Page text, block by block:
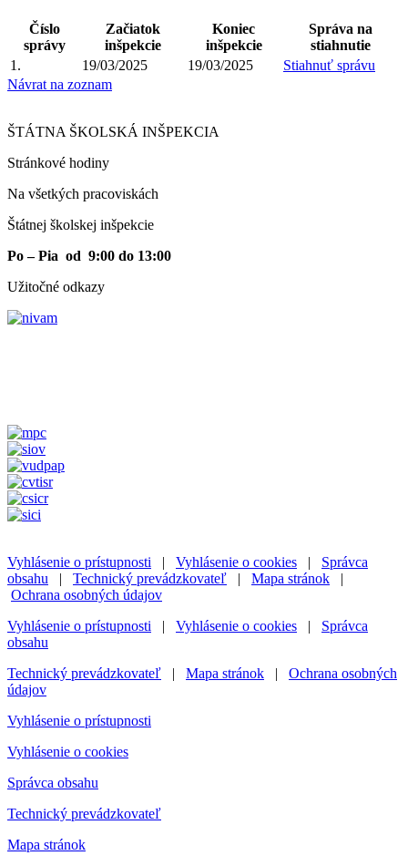
Číslo
správy
Začiatok
inšpekcie
Koniec
inšpekcie
Správa na
stiahnutie
1.
19/03/2025 19/03/2025
Stiahnuť správu
Návrat na zoznam
ŠTÁTNA ŠKOLSKÁ INŠPEKCIA
Stránkové hodiny​
Na všetkých pracoviskách
Štátnej školskej inšpekcie
Po – Pia od 9:00 do 13:00
Užitočné odkazy
Vyhlásenie o prístupnosti | Vyhlásenie o cookies | Správca
obsahu | Technický prevádzkovateľ | Mapa stránok |
Ochrana osobných údajov
Vyhlásenie o prístupnosti | Vyhlásenie o cookies | Správca
obsahu
Technický prevádzkovateľ | Mapa stránok | Ochrana osobných
údajov
Vyhlásenie o prístupnosti
Vyhlásenie o cookies
Správca obsahu
Technický prevádzkovateľ
Mapa stránok